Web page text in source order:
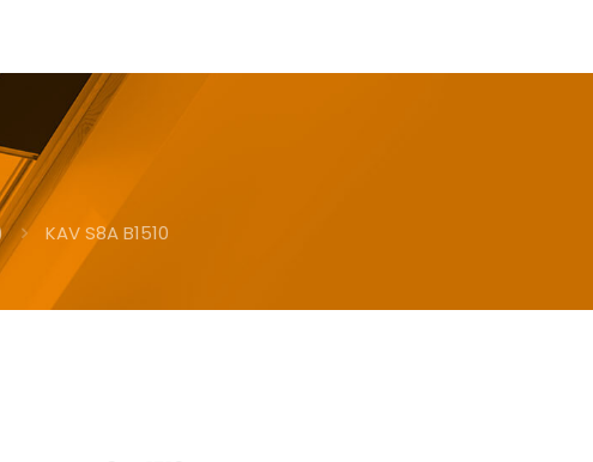
KAV S8A B1510